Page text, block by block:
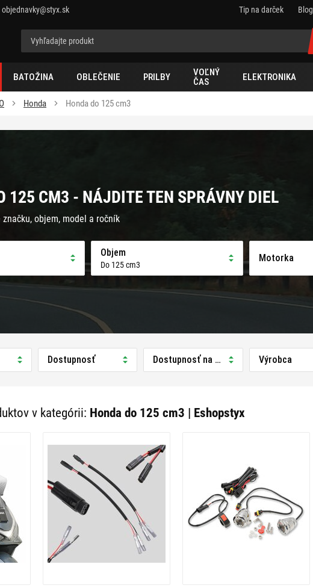
objednavky@styx.sk Tip na darček Blog
BATOŽINA OBLEČENIE PRILBY
VOĽNÝ
ČAS
ELEKTRONIKA
Honda Honda do 125 cm3
125 CM3 - NÁJDITE TEN SPRÁVNY DIEL
objem, model a ročník
Objem
Do 125 cm3
Motorka
Dostupnosť Dostupnosť na predajni Výrobca
v kategórii: Honda do 125 cm3 | Eshopstyx